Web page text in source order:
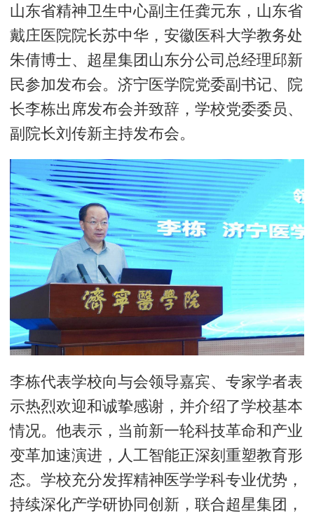
山东省精神卫生中心副主任龚元东，山东省
戴庄医院院长苏中华，安徽医科大学教务处
朱倩博士、超星集团山东分公司总经理邱新
民参加发布会。济宁医学院党委副书记、院
长李栋出席发布会并致辞，学校党委委员、
副院长刘传新主持发布会。
李栋代表学校向与会领导嘉宾、专家学者表
示热烈欢迎和诚挚感谢，并介绍了学校基本
情况。他表示，当前新一轮科技革命和产业
变革加速演进，人工智能正深刻重塑教育形
态。学校充分发挥精神医学学科专业优势，
持续深化产学研协同创新，联合超星集团，